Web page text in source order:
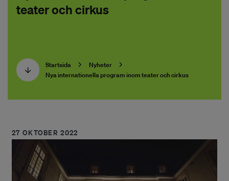
teater och cirkus
Startsida
Nyheter
Nya internationella program inom teater och cirkus
27 OKTOBER 2022